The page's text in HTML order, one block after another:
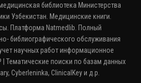
библиотека Министерства
Узбекистан. Медицинские книги.
Платформа Natmedlib. Полный
библиографического обслуживания
научных работ информационное
Тематические поиски по базам данных
Cyberleninka, ClinicalKey и д.р.